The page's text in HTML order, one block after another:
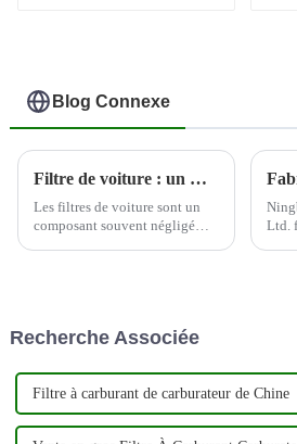
Blog Connexe
Filtre de voiture : un moyen rentable d'améliorer les performances du moteur
Les filtres de voiture sont un
composant souvent négligé
puissent pénétrer dans le
Ltd.
Recherche Associée
Filtre à carburant de carburateur de Chine